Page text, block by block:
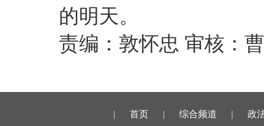
的明天。
责编：敦怀忠 审核：
| 首页 | 综合频道 | 政